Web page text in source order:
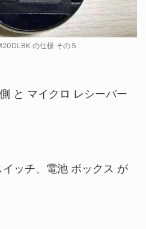
の仕様 その５
と マイクロ レシーバー
ッチ、電池 ボックス が